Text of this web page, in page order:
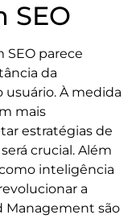
SEO
parece
da
usuário. À medida
mais
estratégias de
crucial. Além
inteligência
a
Management são